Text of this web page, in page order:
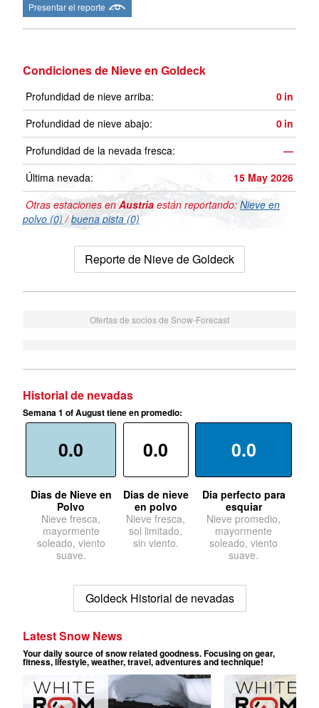
Presentar el reporte
Condiciones de Nieve en Goldeck
Profundidad de nieve arriba: 0 in
Profundidad de nieve abajo:
0 in
Profundidad de la nevada fresca:
—
Última nevada:
15 May 2026
Otras estaciones enAustria están reportando: Nieve en
polvo (0) /buena pista (0)
Reporte de Nieve de Goldeck
Ofertas de socios de Snow-Forecast
Historial de nevadas
Semana 1 of August tiene en promedio:
0.0
Dias de Nieve en
Polvo
Nieve fresca,
mayormente
soleado, viento
suave.
0.0
Dias de nieve
en polvo
Nieve fresca,
sol limitado,
sin viento.
0.0
Dia perfecto para
esquiar
Nieve promedio,
mayormente
soleado, viento
suave.
Goldeck Historial de nevadas